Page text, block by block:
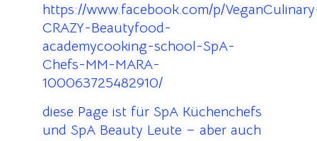
https://www.facebook.com/p/
CRAZY-Beautyfood-
academycooking-school-SpA-
Chefs-MM-MARA-
100063725482910/
diese Page ist für SpA Küchenchefs
und SpA Beauty Leute – aber auch